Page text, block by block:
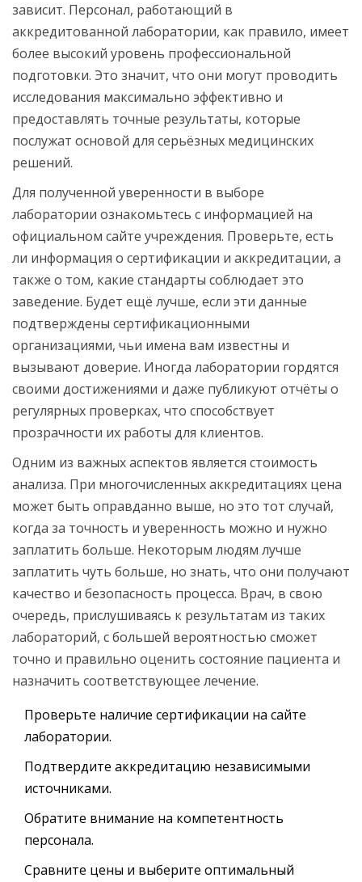
зависит. Персонал, работающий в
аккредитованной лаборатории, как правило, имеет
более высокий уровень профессиональной
подготовки. Это значит, что они могут проводить
исследования максимально эффективно и
предоставлять точные результаты, которые
послужат основой для серьёзных медицинских
решений.
Для полученной уверенности в выборе
лаборатории ознакомьтесь с информацией на
официальном сайте учреждения. Проверьте, есть
ли информация о сертификации и аккредитации, а
также о том, какие стандарты соблюдает это
заведение. Будет ещё лучше, если эти данные
подтверждены сертификационными
организациями, чьи имена вам известны и
вызывают доверие. Иногда лаборатории гордятся
своими достижениями и даже публикуют отчёты о
регулярных проверках, что способствует
прозрачности их работы для клиентов.
Одним из важных аспектов является стоимость
анализа. При многочисленных аккредитациях цена
может быть оправданно выше, но это тот случай,
когда за точность и уверенность можно и нужно
заплатить больше. Некоторым людям лучше
заплатить чуть больше, но знать, что они получают
качество и безопасность процесса. Врач, в свою
очередь, прислушиваясь к результатам из таких
лабораторий, с большей вероятностью сможет
точно и правильно оценить состояние пациента и
назначить соответствующее лечение.
Проверьте наличие сертификации на сайте
лаборатории.
Подтвердите аккредитацию независимыми
источниками.
Обратите внимание на компетентность
персонала.
Сравните цены и выберите оптимальный